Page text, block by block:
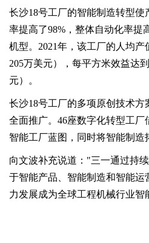
长沙18号工厂的智能制造转型使
率提高了98%，整体自动化率提
机型。2021年，该工厂的人均产
205万美元），每平方米效益达
元）。
长沙18号工厂的多项原创技术
全面推广。46座数字化转型工厂
智能工厂蓝图，同时将智能制造
向文波补充说道："三一通过持
于智能产品、智能制造和智能运
力发展成为全球工程机械行业智